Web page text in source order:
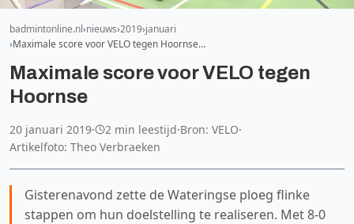
badmintonline.nl nieuws 2019 januari
Maximale score voor VELO tegen Hoornse…
Maximale score voor VELO tegen
Hoornse
20 januari 2019· 2 min leestijd·Bron: VELO·
Artikelfoto: Theo Verbraeken
Gisterenavond zette de Wateringse ploeg flinke
stappen om hun doelstelling te realiseren. Met 8-0